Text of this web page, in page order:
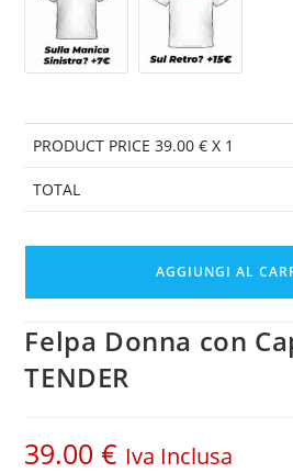
PRODUCT PRICE 39.00€ X 1
TOTAL
AGGIUNGI AL
Felpa Donna con
TENDER
39.00€ Iva Inclusa